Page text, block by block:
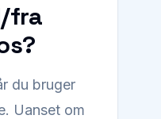
fra
du bruger
Uanset om